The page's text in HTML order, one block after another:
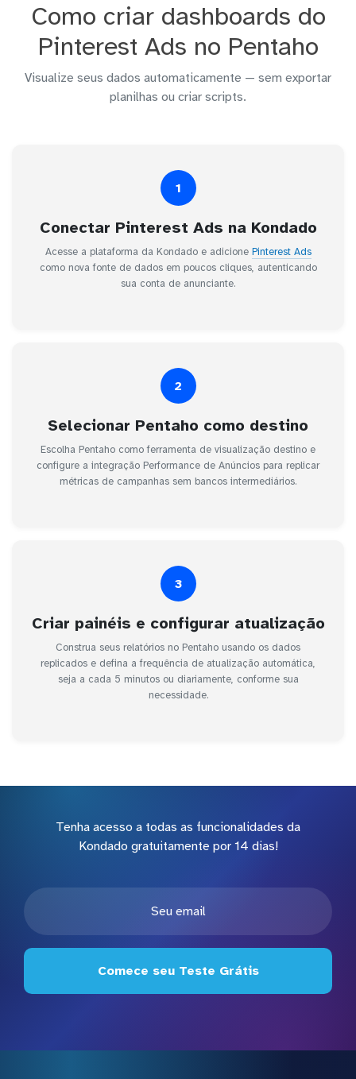
Como criar dashboards do
Pinterest Ads no Pentaho
Visualize seus dados automaticamente — sem exportar
planilhas ou criar scripts.
1
Conectar Pinterest Ads na Kondado
Acesse a plataforma da Kondado e adicione Pinterest Ads
como nova fonte de dados em poucos cliques, autenticando
sua conta de anunciante.
2
Selecionar Pentaho como destino
Escolha Pentaho como ferramenta de visualização destino e
configure a integração Performance de Anúncios para replicar
métricas de campanhas sem bancos intermediários.
3
Criar painéis e configurar atualização
Construa seus relatórios no Pentaho usando os dados
replicados e defina a frequência de atualização automática,
seja a cada 5 minutos ou diariamente, conforme sua
necessidade.
Tenha acesso a todas as funcionalidades da
Kondado gratuitamente por 14 dias!
Comece seu Teste Grátis